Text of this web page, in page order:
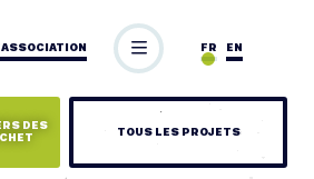
EN
FR
DES
TOUS LES PROJETS